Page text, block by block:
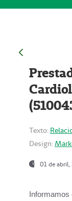
Texto:
Design:
01 de